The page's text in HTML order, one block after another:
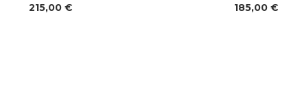
215,00 € 185,00 €